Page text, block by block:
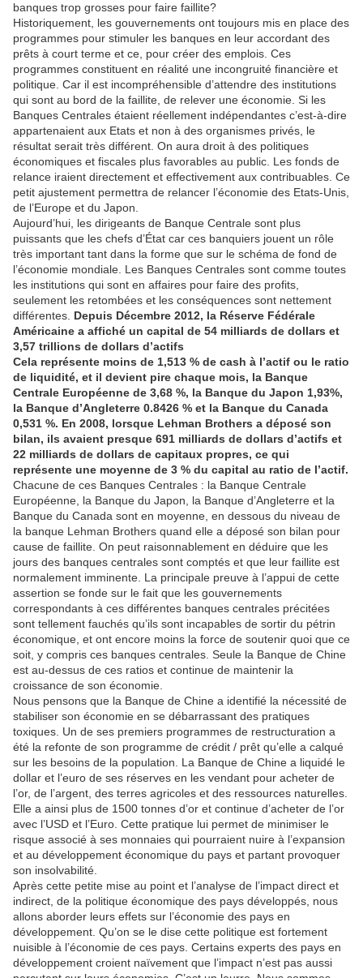
banques trop grosses pour faire faillite?
Historiquement, les gouvernements ont toujours mis en place des
programmes pour stimuler les banques en leur accordant des
prêts à court terme et ce, pour créer des emplois. Ces
programmes constituent en réalité une incongruité financière et
politique. Car il est incompréhensible d’attendre des institutions
qui sont au bord de la faillite, de relever une économie. Si les
Banques Centrales étaient réellement indépendantes c’est-à-dire
appartenaient aux Etats et non à des organismes privés, le
résultat serait très différent. On aura droit à des politiques
économiques et fiscales plus favorables au public. Les fonds de
relance iraient directement et effectivement aux contribuables. Ce
petit ajustement permettra de relancer l’économie des Etats-Unis,
de l’Europe et du Japon.
Aujourd’hui, les dirigeants de Banque Centrale sont plus
puissants que les chefs d’État car ces banquiers jouent un rôle
très important tant dans la forme que sur le schéma de fond de
l’économie mondiale. Les Banques Centrales sont comme toutes
les institutions qui sont en affaires pour faire des profits,
seulement les retombées et les conséquences sont nettement
différentes. Depuis Décembre 2012, la Réserve Fédérale
Américaine a affiché un capital de 54 milliards de dollars et
3,57 trillions de dollars d’actifs
Cela représente moins de 1,513 % de cash à l’actif ou le ratio
de liquidité, et il devient pire chaque mois, la Banque
Centrale Européenne de 3,68 %, la Banque du Japon 1,93%,
la Banque d’Angleterre 0.8426 % et la Banque du Canada
0,531 %. En 2008, lorsque Lehman Brothers a déposé son
bilan, ils avaient presque 691 milliards de dollars d’actifs et
22 milliards de dollars de capitaux propres, ce qui
représente une moyenne de 3 % du capital au ratio de l’actif.
Chacune de ces Banques Centrales : la Banque Centrale
Européenne, la Banque du Japon, la Banque d’Angleterre et la
Banque du Canada sont en moyenne, en dessous du niveau de
la banque Lehman Brothers quand elle a déposé son bilan pour
cause de faillite. On peut raisonnablement en déduire que les
jours des banques centrales sont comptés et que leur faillite est
normalement imminente. La principale preuve à l’appui de cette
assertion se fonde sur le fait que les gouvernements
correspondants à ces différentes banques centrales précitées
sont tellement fauchés qu’ils sont incapables de sortir du pétrin
économique, et ont encore moins la force de soutenir quoi que ce
soit, y compris ces banques centrales. Seule la Banque de Chine
est au-dessus de ces ratios et continue de maintenir la
croissance de son économie.
Nous pensons que la Banque de Chine a identifié la nécessité de
stabiliser son économie en se débarrassant des pratiques
toxiques. Un de ses premiers programmes de restructuration a
été la refonte de son programme de crédit / prêt qu’elle a calqué
sur les besoins de la population. La Banque de Chine a liquidé le
dollar et l’euro de ses réserves en les vendant pour acheter de
l’or, de l’argent, des terres agricoles et des ressources naturelles.
Elle a ainsi plus de 1500 tonnes d’or et continue d’acheter de l’or
avec l’USD et l’Euro. Cette pratique lui permet de minimiser le
risque associé à ses monnaies qui pourraient nuire à l’expansion
et au développement économique du pays et partant provoquer
son insolvabilité.
Après cette petite mise au point et l’analyse de l’impact direct et
indirect, de la politique économique des pays développés, nous
allons aborder leurs effets sur l’économie des pays en
développement. Qu’on se le dise cette politique est fortement
nuisible à l’économie de ces pays. Certains experts des pays en
développement croient naïvement que l’impact n’est pas aussi